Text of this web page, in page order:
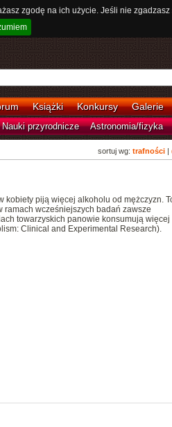
zgodę na ich użycie. Jeśli nie
Książki Konkursy Galerie
Nauki przyrodnicze Astronomia/fizyka
sortuj wg: trafności|
kobiety piją więcej alkoholu od mężczyzn.
ramach wcześniejszych badań zawsze
towarzyskich panowie konsumują więcej
Clinical and Experimental Research).